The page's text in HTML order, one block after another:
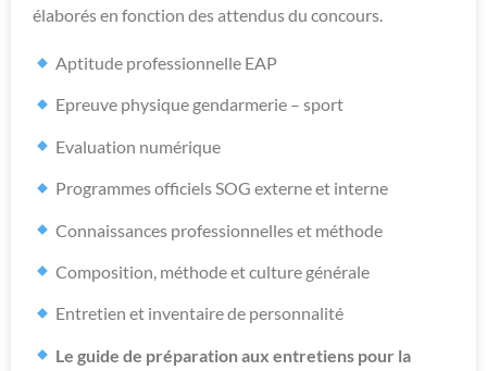
élaborés en fonction des attendus du concours.
Aptitude professionnelle EAP
Epreuve physique gendarmerie – sport
Evaluation numérique
Programmes officiels SOG externe et interne
Connaissances professionnelles et méthode
Composition, méthode et culture générale
Entretien et inventaire de personnalité
Le guide de préparation aux entretiens pour la